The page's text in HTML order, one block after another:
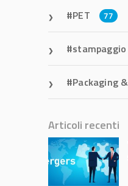
PET 77
Packaging
Articoli recenti